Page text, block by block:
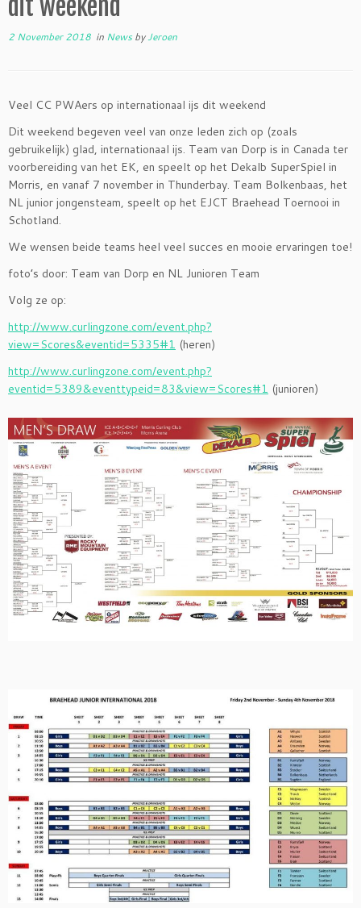
dit weekend
2 November 2018 in NewsbyJeroen
Veel CC PWAers op internationaal ijs dit weekend
Dit weekend begeven veel van onze leden zich op (zoals
gebruikelijk) glad, internationaal ijs. Team van Dorp is in Canada ter
voorbereiding van het EK, en speelt op het Dekalb SuperSpiel in
Morris, en vanaf 7 november in Thunderbay. Team Bolkenbaas, het
NL junior jongensteam, speelt op het EJCT Braehead Toernooi in
Schotland.
We wensen beide teams heel veel succes en mooie ervaringen toe!
foto’s door: Team van Dorp en NL Junioren Team
Volg ze op:
http://www.curlingzone.com/event.php?
view=Scores&eventid=5335#1 (heren)
http://www.curlingzone.com/event.php?
eventid=5389&eventtypeid=83&view=Scores#1 (junioren)